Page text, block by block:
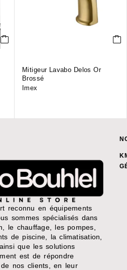
Mitigeur Lavabo Delos Or
Brossé
Imex
reconnu en équipements
sommes spécialisés dans
le chauffage, les pompes,
de piscine, la climatisation,
que les solutions
est de répondre
nos clients, en leur